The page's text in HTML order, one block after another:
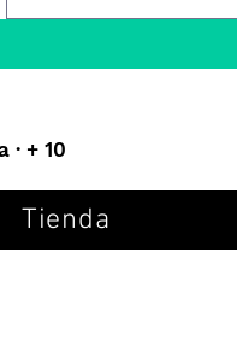
· + 10
Tienda